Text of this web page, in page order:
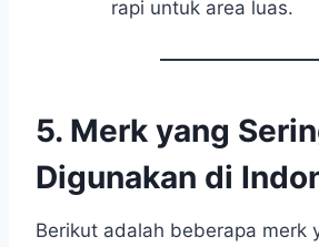
rapi untuk area luas.
5. Merk yang
Digunakan di
Berikut adalah beberapa merk